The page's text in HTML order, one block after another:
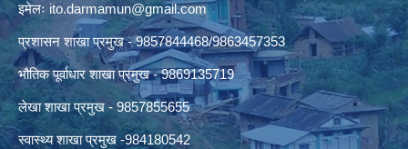
इमेलःito.darmamun@gmail.com
प्रशासन शाखा प्रमुख - 9857844468/9863457353
भौतिक पूर्वाधार शाखा प्रमुख - 9869135719
लेखा शाखा प्रमुख - 9857855655
स्वास्थ्य शाखा प्रमुख -984180542